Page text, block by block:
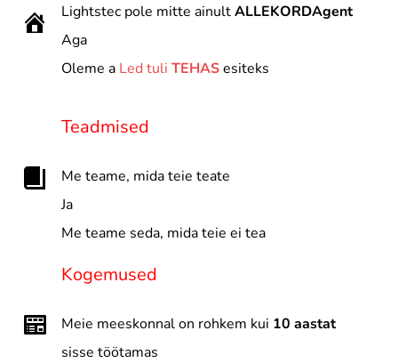
Lightstec pole mitte ainultALLEKORDAgent
Aga
Oleme a Led tuli TEHASesiteks
Teadmised
Me teame, mida teie teate
Ja
Me teame seda, mida teie ei tea
Kogemused
Meie meeskonnal on rohkem kui 10 aastat
sisse töötamas